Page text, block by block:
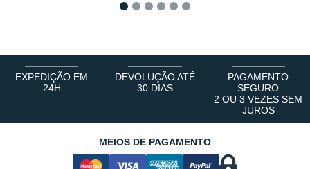
EXPEDIÇÃO EM
24H
DEVOLUÇÃO ATÉ
30 DIAS
PAGAMENTO
SEGURO
2 OU 3 VEZES SEM
JUROS
MEIOS DE PAGAMENTO